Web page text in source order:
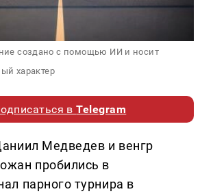
создано с помощью ИИ и носит
характер
вTelegram
Медведев и венгр
пробились в
парного турнира в